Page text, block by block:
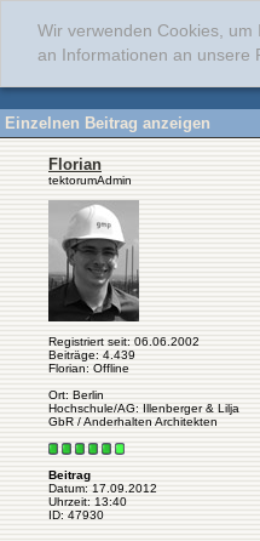
Wir verwenden Cookies,
an Informationen an unsere
Einzelnen Beitrag anzeigen
Florian
tektorumAdmin
Registriert seit: 06.06.2002
Beiträge: 4.439
Florian: Offline
Ort: Berlin
Hochschule/AG: Illenberger & Lilja
GbR / Anderhalten Architekten
Beitrag
Datum: 17.09.2012
Uhrzeit: 13:40
ID: 47930